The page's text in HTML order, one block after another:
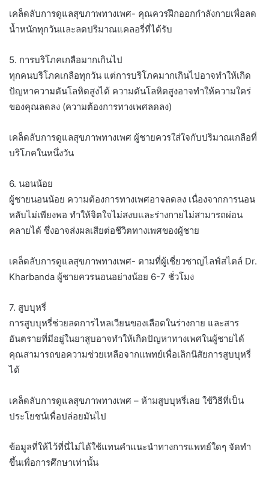
เคล็ดลับการดูแลสุขภาพทางเพศ- คุณควรฝึกออกกำลังกายเพื่อลด
น้ำหนักทุกวันและลดปริมาณแคลอรี่ที่ได้รับ
5. การบริโภคเกลือมากเกินไป
ทุกคนบริโภคเกลือทุกวัน แต่การบริโภคมากเกินไปอาจทำให้เกิด
ปัญหาความดันโลหิตสูงได้ ความดันโลหิตสูงอาจทำให้ความใคร่
ของคุณลดลง (ความต้องการทางเพศลดลง)
เคล็ดลับการดูแลสุขภาพทางเพศ ผู้ชายควรใส่ใจกับปริมาณเกลือที่
บริโภคในหนึ่งวัน
6. นอนน้อย
ผู้ชายนอนน้อย ความต้องการทางเพศอาจลดลง เนื่องจากการนอน
หลับไม่เพียงพอ ทำให้จิตใจไม่สงบและร่างกายไม่สามารถผ่อน
คลายได้ ซึ่งอาจส่งผลเสียต่อชีวิตทางเพศของผู้ชาย
เคล็ดลับการดูแลสุขภาพทางเพศ- ตามที่ผู้เชี่ยวชาญไลฟ์สไตล์ Dr.
Kharbanda ผู้ชายควรนอนอย่างน้อย 6-7 ชั่วโมง
7. สูบบุหรี่
การสูบบุหรี่ช่วยลดการไหลเวียนของเลือดในร่างกาย และสาร
อันตรายที่มีอยู่ในยาสูบอาจทำให้เกิดปัญหาทางเพศในผู้ชายได้
คุณสามารถขอความช่วยเหลือจากแพทย์เพื่อเลิกนิสัยการสูบบุหรี่
ได้
เคล็ดลับการดูแลสุขภาพทางเพศ – ห้ามสูบบุหรี่เลย ใช้วิธีที่เป็น
ประโยชน์เพื่อปล่อยมันไป
ข้อมูลที่ให้ไว้ที่นี่ไม่ได้ใช้แทนคำแนะนำทางการแพทย์ใดๆ จัดทำ
ขึ้นเพื่อการศึกษาเท่านั้น